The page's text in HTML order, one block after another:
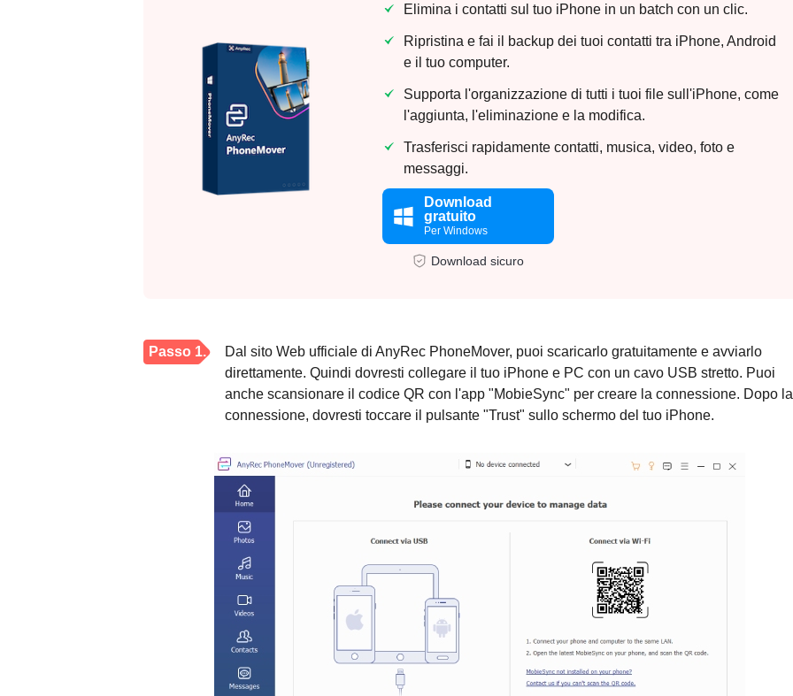
Elimina i contatti sul tuo iPhone in un batch con un clic.
Ripristina e fai il backup dei tuoi contatti tra iPhone, Android
e il tuo computer.
Supporta l'organizzazione di tutti i tuoi file sull'iPhone, come
l'aggiunta, l'eliminazione e la modifica.
Trasferisci rapidamente contatti, musica, video, foto e
messaggi.
Download
gratuito
Per Windows
Download sicuro
Passo 1.
Dal sito Web ufficiale di AnyRec PhoneMover, puoi scaricarlo gratuitamente e avviarlo
direttamente. Quindi dovresti collegare il tuo iPhone e PC con un cavo USB stretto. Puoi
anche scansionare il codice QR con l'app "MobieSync" per creare la connessione. Dopo la
connessione, dovresti toccare il pulsante "Trust" sullo schermo del tuo iPhone.